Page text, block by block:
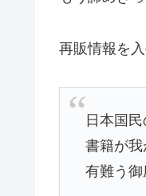
再販情報を
日本国
書籍が我
有難う